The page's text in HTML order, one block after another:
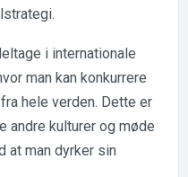
i internationale
man kan konkurrere
hele verden. Dette er
andre kulturer og møde
at man dyrker sin